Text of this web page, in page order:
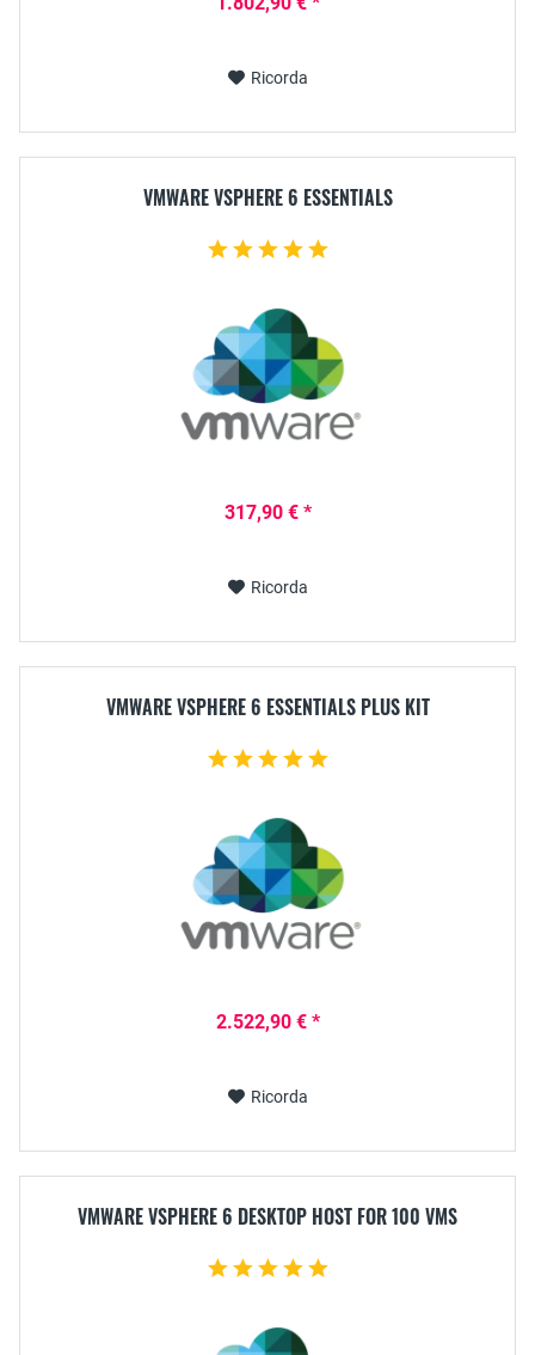
Ricorda
VMWARE VSPHERE 6 ESSENTIALS
317,90 € *
Ricorda
VMWARE VSPHERE 6 ESSENTIALS PLUS KIT
2.522,90 € *
Ricorda
VMWARE VSPHERE 6 DESKTOP HOST FOR 100 VMS